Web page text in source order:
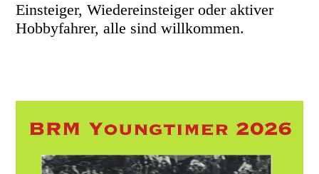
Einsteiger, Wiedereinsteiger oder aktiver
Hobbyfahrer, alle sind willkommen.